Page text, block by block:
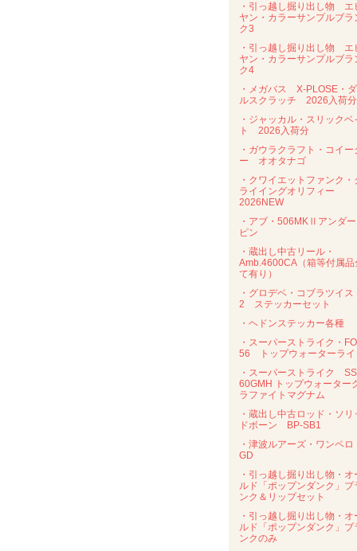
・引っ越し掘り出し物 エ
ヤン・カラーサンプルブラ
ク3
・引っ越し掘り出し物 エ
ヤン・カラーサンプルブラ
ク4
・メガバス X-PLOSE・
ルスクラッチ 2026入荷分
・ジャッカル・スリックベ
ト 2026入荷分
・ガウラクラフト・コイー
ー オオタナゴ
・クワイエットファンク・
ライイングオリフィー
2026NEW
・アブ・506MKⅡアンダ
ピン
・蔵出し中古リール・
Amb.4600CA（箱等付属品
て有り）
・グロデベ・コブラツイス
2 ステッカーセット
・ヘドンステッカー各種
・スーパーストライク・
56 トップウォーターライ
・スーパーストライク
60GMH トップウォーター
ラファイトマグナム
・蔵出し中古ロッド・ソリ
ドボーン BP-SB1
・津波ルアーズ・ワンペロ
GD
・引っ越し掘り出し物・オ
ルド「ポップンダンク」ブ
ンク＆リップセット
・引っ越し掘り出し物・オ
ルド「ポップンダンク」ブ
ンクのみ